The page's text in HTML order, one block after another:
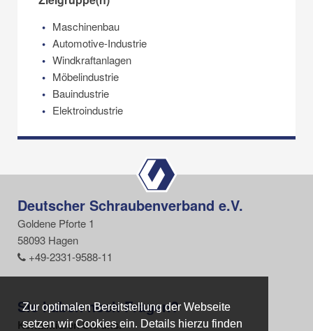
Zur optimalen Bereitstellung der Webseite
setzen wir Cookies ein. Details hierzu finden
Zur optimalen Bereitstellung der Webseite
setzen wir Cookies ein. Details hierzu finden
Maschinenbau
Automotive-Industrie
Windkraftanlagen
Möbelindustrie
Bauindustrie
Elektroindustrie
Deutscher Schraubenverband e.V.
Goldene Pforte 1
58093 Hagen
+49-2331-9588-11
Sie haben noch Fragen?
Kontaktieren Sie uns.